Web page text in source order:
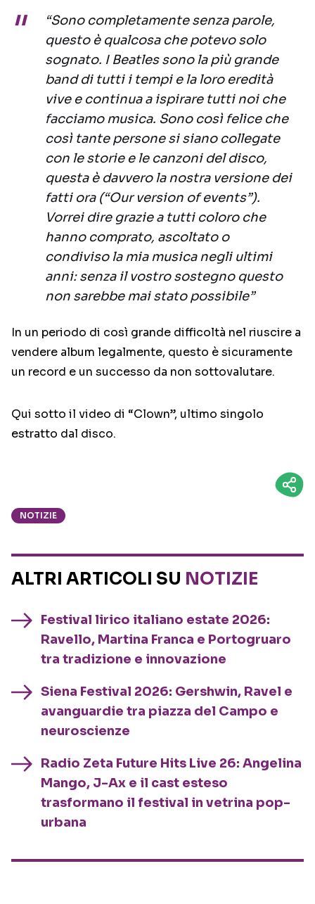
“Sono completamente senza parole,
questo è qualcosa che potevo solo
sognato. I Beatles sono la più grande
band di tutti i tempi e la loro eredità
vive e continua a ispirare tutti noi che
facciamo musica. Sono così felice che
così tante persone si siano collegate
con le storie e le canzoni del disco,
questa è davvero la nostra versione dei
fatti ora (“Our version of events”).
Vorrei dire grazie a tutti coloro che
hanno comprato, ascoltato o
condiviso la mia musica negli ultimi
anni: senza il vostro sostegno questo
non sarebbe mai stato possibile”
In un periodo di così grande difficoltà nel riuscire a
vendere album legalmente, questo è sicuramente
un record e un successo da non sottovalutare.
Qui sotto il video di “Clown”, ultimo singolo
estratto dal disco.
NOTIZIE
ALTRI ARTICOLI SU NOTIZIE
Festival lirico italiano estate 2026:
Ravello, Martina Franca e Portogruaro
tra tradizione e innovazione
Siena Festival 2026: Gershwin, Ravel e
avanguardie tra piazza del Campo e
neuroscienze
Radio Zeta Future Hits Live 26: Angelina
Mango, J-Ax e il cast esteso
trasformano il festival in vetrina pop-
urbana